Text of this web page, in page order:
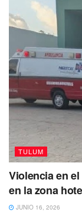
TULUM
Violencia en
en la zona
JUNIO 16, 2026